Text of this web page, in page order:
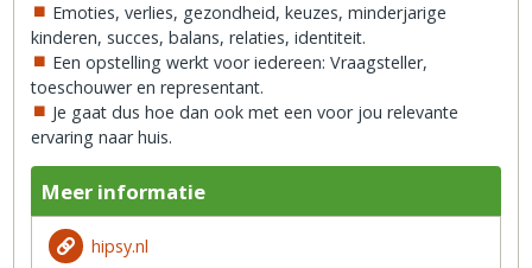
Emoties, verlies, gezondheid, keuzes, minderjarige
kinderen, succes, balans, relaties, identiteit.
Een opstelling werkt voor iedereen: Vraagsteller,
toeschouwer en repre­sen­tant.
Je gaat dus hoe dan ook met een voor jou relevante
ervaring naar huis.
Meer informatie
hipsy.nl